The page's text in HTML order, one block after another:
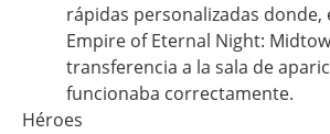
rápidas personalizadas donde,
Empire of Eternal Night:
transferencia a la sala de
funcionaba correctamente.
Héroes